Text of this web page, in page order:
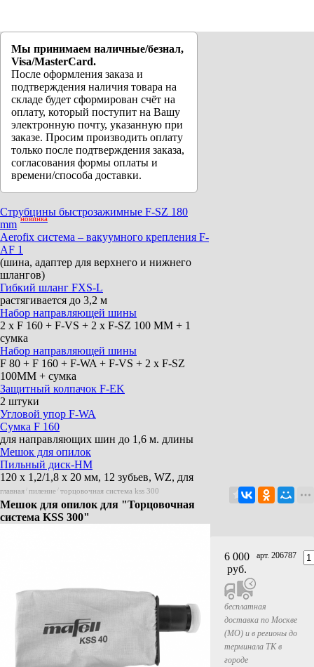
Мы принимаем наличные/безнал,
Visa/MasterCard.
После оформления заказа и
подтверждения наличия товара на
складе будет сформирован счёт на
оплату, который поступит на Вашу
электронную почту, указанную при
заказе. Просим производить оплату
только после подтверждения заказа,
согласования формы оплаты и
времени/способа доставки.
Струбцины быстрозажимные F-SZ 180
mm новинка
Aerofix система – вакуумного крепления F-
AF 1
(шина, адаптер для верхнего и нижнего
шлангов)
Гибкий шланг FXS-L
растягивается до 3,2 м
Набор направляющей шины
2 x F 160 + F-VS + 2 x F-SZ 100 MM + 1
сумка
Набор направляющей шины
F 80 + F 160 + F-WA + F-VS + 2 x F-SZ
100MM + сумка
Защитный колпачок F-EK
2 штуки
Угловой упор F-WA
Сумка F 160
для направляющих шин до 1,6 м. длины
Мешок для опилок
Пильный диск-HM
120 x 1,2/1,8 x 20 мм, 12 зубьев, WZ, для
продольного реза древесины
Пильный диск-HM
120 x 1,2/1,8 x 20 мм, Z 40, TR, для
ламинированных панелей
для фиксации Flexi-шины на заготовке
Пильный диск-HM
120 x 1,2/1,8 x 20 мм, 24 зуба, WZ,
универсальный для древесины
Защита от сколов F-SS 3,4M
Длина 3,4 м
главная / пиление / торцовочная система kss 300
Мешок для опилок для "Торцовочная
система KSS 300"
6 000
руб.
арт. 206787
бесплатная
доставка по Москве
(МО) и в регионы до
терминала ТК в
городе